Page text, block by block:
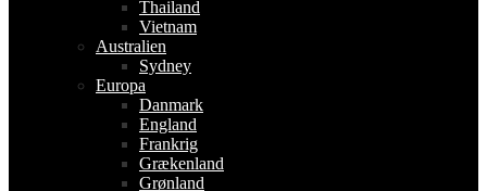
Thailand
Vietnam
Australien
Sydney
Europa
Danmark
England
Frankrig
Grækenland
Grønland